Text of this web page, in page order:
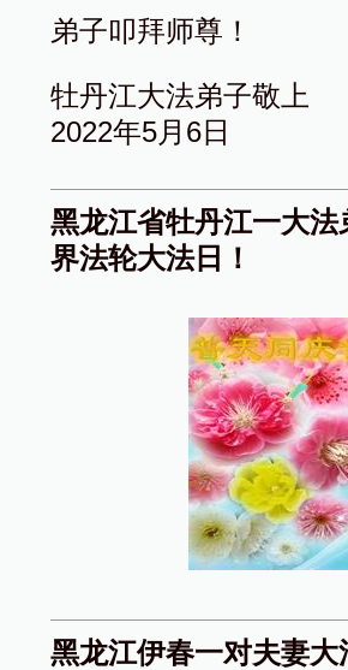
弟子叩拜师尊！
牡丹江大法弟子敬上
2022年5月6日
黑龙江省牡丹江一大
界法轮大法日！
黑龙江伊春一对夫妻